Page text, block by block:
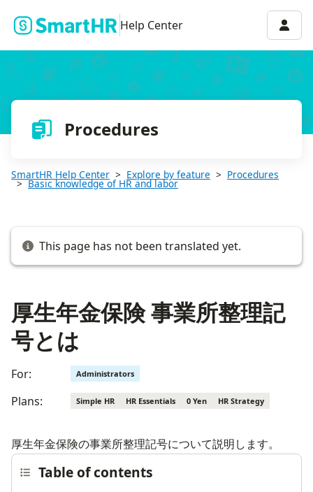
Help Center
Procedures
SmartHR Help Center Explore by feature Procedures
Basic knowledge of HR and labor
This page has not been translated yet.
厚生年金保険 事業所整理記
号とは
For: Administrators
Plans: Simple HR HR Essentials 0 Yen HR Strategy
厚生年金保険の事業所整理記号について説明します。
Table of contents